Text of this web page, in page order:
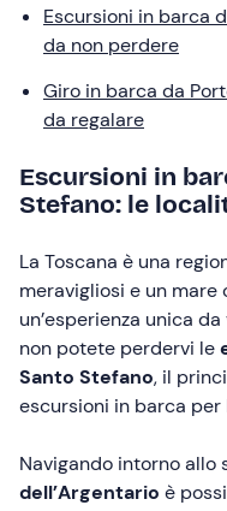
Escursioni in barca
da non perdere
Giro in barca da
da regalare
Escursioni in
Stefano: le
La Toscana è una
meravigliosi e un
un’esperienza unica
non potete perdervi le
Santo Stefano, il
escursioni in barca per
Navigando intorno allo
dell’Argentario è